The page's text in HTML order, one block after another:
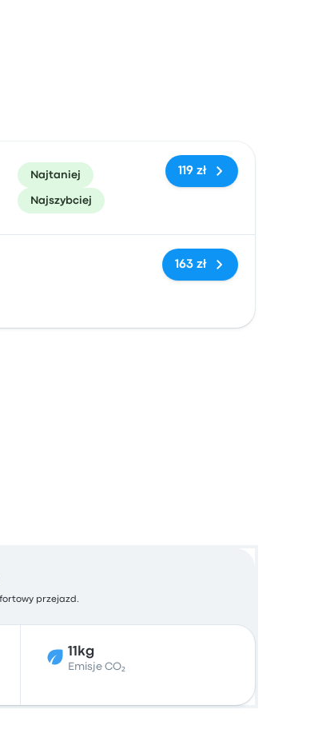
Najtaniej
Najszybciej
119 zł
Brak tagów
163 zł
przejazd.
11kg
Emisje CO₂